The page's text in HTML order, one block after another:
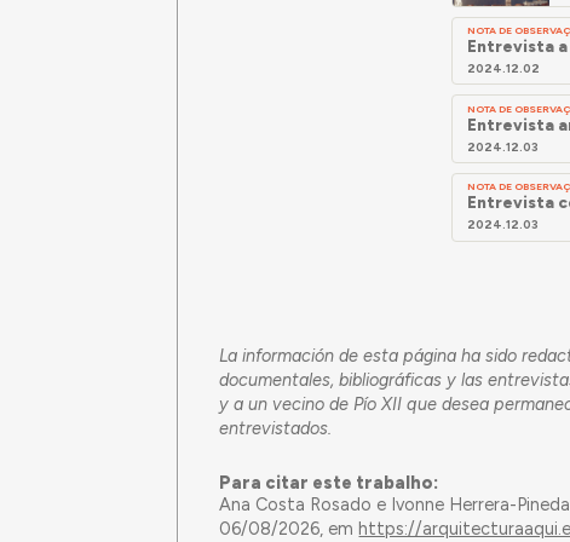
NOTA DE
Entrevista a
2024.12.02
NOTA DE
Entrevista
2024.12.03
NOTA DE
Entrevista
2024.12.03
La información de esta página ha sido
documentales, bibliográficas y las
y a un vecino de Pío XII que desea
entrevistados.
Para citar este trabalho:
Ana Costa Rosado e Ivonne Herrera-
06/08/2026, em https://